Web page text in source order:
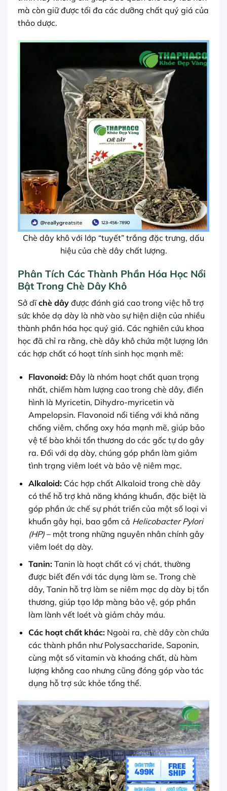
mà còn giữ được tối đa các dưỡng chất quý giá của
thảo dược.
Chè dây khô với lớp “tuyết” trắng đặc trưng, dấu
hiệu của chè dây chất lượng.
Phân Tích Các Thành Phần Hóa Học Nổi
Bật Trong Chè Dây Khô
Sở dĩchè dây được đánh giá cao trong việc hỗ trợ
sức khỏe dạ dày là nhờ vào sự hiện diện của nhiều
thành phần hóa học quý giá. Các nghiên cứu khoa
học đã chỉ ra rằng, chè dây khô chứa một lượng lớn
các hợp chất có hoạt tính sinh học mạnh mẽ:
Flavonoid:Đây là nhóm hoạt chất quan trọng
nhất, chiếm hàm lượng cao trong chè dây, điển
hình là Myricetin, Dihydro-myricetin và
Ampelopsin. Flavonoid nổi tiếng với khả năng
chống viêm, chống oxy hóa mạnh mẽ, giúp bảo
vệ tế bào khỏi tổn thương do các gốc tự do gây
ra. Đối với dạ dày, chúng góp phần làm giảm
tình trạng viêm loét và bảo vệ niêm mạc.
Alkaloid:Các hợp chất Alkaloid trong chè dây
có thể hỗ trợ khả năng kháng khuẩn, đặc biệt là
góp phần ức chế sự phát triển của một số loại vi
khuẩn gây hại, bao gồm cả Helicobacter Pylori
(HP)– một trong những nguyên nhân chính gây
viêm loét dạ dày.
Tanin:Tanin là hoạt chất có vị chát, thường
được biết đến với tác dụng làm se. Trong chè
dây, Tanin hỗ trợ làm se niêm mạc dạ dày bị tổn
thương, giúp tạo lớp màng bảo vệ, góp phần
làm lành vết loét và giảm chảy máu.
Các hoạt chất khác:Ngoài ra, chè dây còn chứa
các thành phần như Polysaccharide, Saponin,
cùng một số vitamin và khoáng chất, dù hàm
lượng không cao nhưng cũng đóng góp vào tác
dụng hỗ trợ sức khỏe tổng thể.